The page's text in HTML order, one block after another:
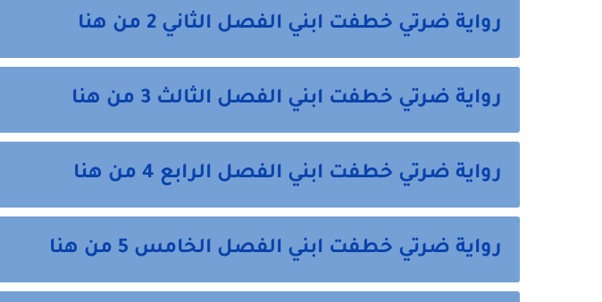
رواية ضرتي خطفت ابني الفصل الثاني 2 من هنا
رواية ضرتي خطفت ابني الفصل الثالث 3 من هنا
رواية ضرتي خطفت ابني الفصل الرابع 4 من هنا
رواية ضرتي خطفت ابني الفصل الخامس 5 من هنا